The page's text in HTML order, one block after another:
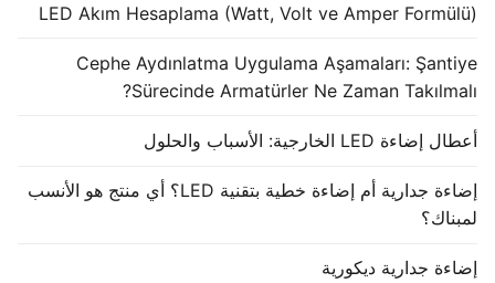
LED Akım Hesaplama (Watt, Volt ve Amper Formülü)
Cephe Aydınlatma Uygulama Aşamaları: Şantiye
Sürecinde Armatürler Ne Zaman Takılmalı?
أعطال إضاءة LED الخارجية: الأسباب والحلول
إضاءة جدارية أم إضاءة خطية بتقنية LED؟ أي منتج هو الأنسب
لمبناك؟
إضاءة جدارية ديكورية